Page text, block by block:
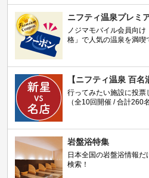
ニフティ温泉プレミ
ノジマモバイル会員向
格」で人気の温泉を満喫
【ニフティ温泉 百名
行ってみたい施設に投票
（全10回開催 / 合計260
岩盤浴特集
日本全国の岩盤浴情報
検索！